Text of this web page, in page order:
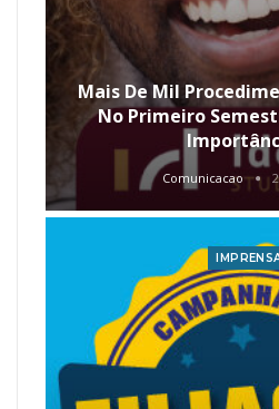
Mais De Mil
No Primeiro
Comunicacao